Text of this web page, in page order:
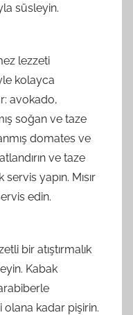
süsleyin.
lezzeti
kolayca
avokado,
soğan ve taze
domates ve
ve taze
yapın. Mısır
edin.
bir atıştırmalık
Kabak
olana kadar pişirin.